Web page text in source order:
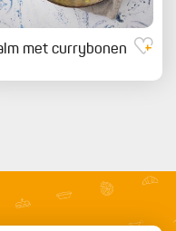
met currybonen